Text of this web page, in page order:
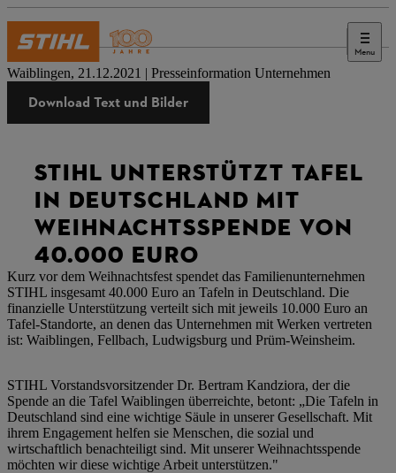
Menu
Presse
Waiblingen, 21.12.2021 | Presseinformation Unternehmen
Download Text und Bilder
STIHL UNTERSTÜTZT TAFEL
IN DEUTSCHLAND MIT
WEIHNACHTSSPENDE VON
40.000 EURO
Kurz vor dem Weihnachtsfest spendet das Familienunternehmen
STIHL insgesamt 40.000 Euro an Tafeln in Deutschland. Die
finanzielle Unterstützung verteilt sich mit jeweils 10.000 Euro an
Tafel-Standorte, an denen das Unternehmen mit Werken vertreten
ist: Waiblingen, Fellbach, Ludwigsburg und Prüm-Weinsheim.
STIHL Vorstandsvorsitzender Dr. Bertram Kandziora, der die
Spende an die Tafel Waiblingen überreichte, betont: „Die Tafeln in
Deutschland sind eine wichtige Säule in unserer Gesellschaft. Mit
ihrem Engagement helfen sie Menschen, die sozial und
wirtschaftlich benachteiligt sind. Mit unserer Weihnachtsspende
möchten wir diese wichtige Arbeit unterstützen."